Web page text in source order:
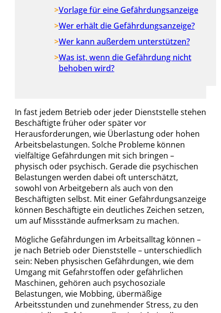
Vorlage für eine Gefährdungsanzeige
Wer erhält die Gefährdungsanzeige?
Wer kann außerdem unterstützen?
Was ist, wenn die Gefährdung nicht
behoben wird?
In fast jedem Betrieb oder jeder Dienststelle stehen
Beschäftigte früher oder später vor
Herausforderungen, wie Überlastung oder hohen
Arbeitsbelastungen. Solche Probleme können
vielfältige Gefährdungen mit sich bringen –
physisch oder psychisch. Gerade die psychischen
Belastungen werden dabei oft unterschätzt,
sowohl von Arbeitgebern als auch von den
Beschäftigten selbst. Mit einer Gefährdungsanzeige
können Beschäftigte ein deutliches Zeichen setzen,
um auf Missstände aufmerksam zu machen.
Mögliche Gefährdungen im Arbeitsalltag können –
je nach Betrieb oder Dienststelle – unterschiedlich
sein: Neben physischen Gefährdungen, wie dem
Umgang mit Gefahrstoffen oder gefährlichen
Maschinen, gehören auch psychosoziale
Belastungen, wie Mobbing, übermäßige
Arbeitsstunden und zunehmender Stress, zu den